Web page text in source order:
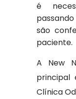
é
são
paciente.
A New
principal
Clínica